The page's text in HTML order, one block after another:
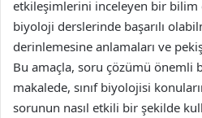
etkileşimlerini inceleyen bir bilim
biyoloji derslerinde başarılı
derinlemesine anlamaları ve
Bu amaçla, soru çözümü önemli
makalede, sınıf biyolojisi
sorunun nasıl etkili bir şekilde